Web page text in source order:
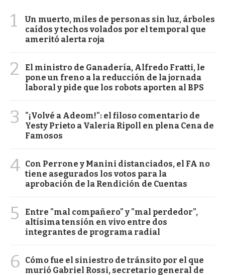
1
Un muerto, miles de personas sin luz, árboles
caídos y techos volados por el temporal que
ameritó alerta roja
2
El ministro de Ganadería, Alfredo Fratti, le
pone un freno a la reducción de la jornada
laboral y pide que los robots aporten al BPS
3
"¡Volvé a Adeom!": el filoso comentario de
Yesty Prieto a Valeria Ripoll en plena Cena de
Famosos
4 Con Perrone y Manini distanciados, el FA no
tiene asegurados los votos para la
aprobación de la Rendición de Cuentas
5
Entre "mal compañero" y "mal perdedor",
altísima tensión en vivo entre dos
integrantes de programa radial
6
Cómo fue el siniestro de tránsito por el que
murió Gabriel Rossi, secretario general de